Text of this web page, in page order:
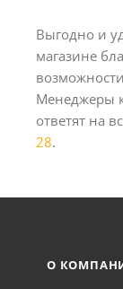
Выгодно и
магазине
Менеджеры
ответят на
28.
О